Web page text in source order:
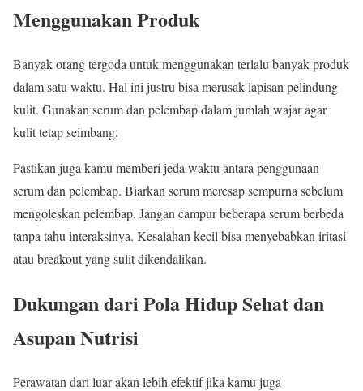
Menggunakan Produk
Banyak orang tergoda untuk menggunakan terlalu banyak produk
dalam satu waktu. Hal ini justru bisa merusak lapisan pelindung
kulit. Gunakan serum dan pelembap dalam jumlah wajar agar
kulit tetap seimbang.
Pastikan juga kamu memberi jeda waktu antara penggunaan
serum dan pelembap. Biarkan serum meresap sempurna sebelum
mengoleskan pelembap. Jangan campur beberapa serum berbeda
tanpa tahu interaksinya. Kesalahan kecil bisa menyebabkan iritasi
atau breakout yang sulit dikendalikan.
Dukungan dari Pola Hidup Sehat dan
Asupan Nutrisi
Perawatan dari luar akan lebih efektif jika kamu juga